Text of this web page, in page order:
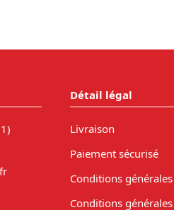
Détail légal
Livraison
Paiement sécurisé
Conditions
Conditions